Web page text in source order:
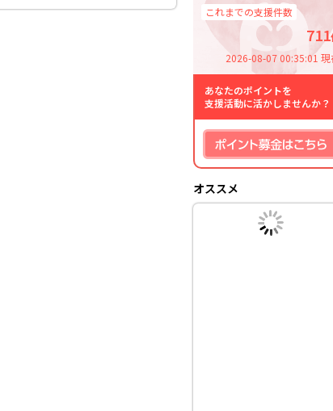
これまでの支援件数
711
2026-08-07 00:35:01 現
あなたのポイントを
支援活動に活かしませんか？
オススメ